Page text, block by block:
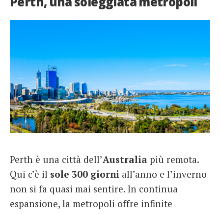
Perth è una città dell’Australia più remota.
Qui c’è il sole 300 giorni all’anno e l’inverno
non si fa quasi mai sentire. In continua
espansione, la metropoli offre infinite